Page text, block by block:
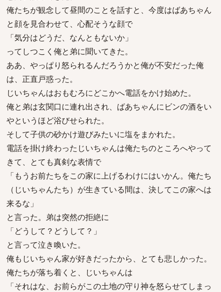
俺たちが観念して昼間のことを話すと、今度はばあちゃん
と顔を見合わせて、心配そうな顔で
「気分はどうだ、なんともないか」
ってしつこく俺と弟に聞いてきた。
ああ、やっぱり怒られるんだろうかと俺が不安だった俺
は、正直戸惑った。
じいちゃんはおもむろにどこかへ電話をかけ始めた。
俺と弟は玄関口に連れ出され、ばあちゃんにビンの酒をい
やというほど浴びせられた。
そして子供の砂かけ遊びみたいに塩をまかれた。
電話を掛け終わったじいちゃんは俺たちのところへやって
きて、とても真剣な表情で
「もうお前たちをこの家に上げるわけにはいかん。俺たち
（じいちゃんたち）が生きている間は、決してこの家へは
来るな」
と言った。弟は突然の拒絶に
「どうして？どうして？」
と言って泣き喚いた。
俺もじいちゃん家が好きだったから、とても悲しかった。
俺たちが落ち着くと、じいちゃんは
「それはな、お前らがこの土地の守り神を怒らせてしまっ